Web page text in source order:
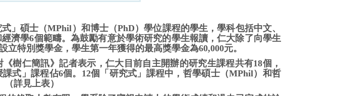
」碩士（MPhil）和博士（PhD）學位課程的學生，學科包括中文、
濟學6個範疇。為鼓勵有意於學術研究的學生報讀，仁大除了向學生
立特別獎學金，學生第一年獲得的最高獎學金為60,000元。
樹仁簡訊》記者表示，仁大目前自主開辦的研究生課程共有18個，
式」課程佔6個。12個「研究式」課程中，哲學碩士（MPhil）和哲
詳見上表）